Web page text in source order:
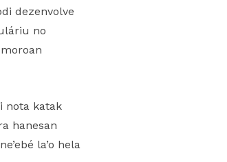
dezenvolve
no
nota katak
hanesan
la’o hela